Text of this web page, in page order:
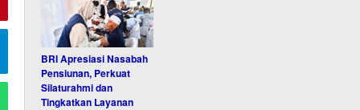
BRI Apresiasi Nasabah
Pensiunan, Perkuat
Silaturahmi dan
Tingkatkan Layanan